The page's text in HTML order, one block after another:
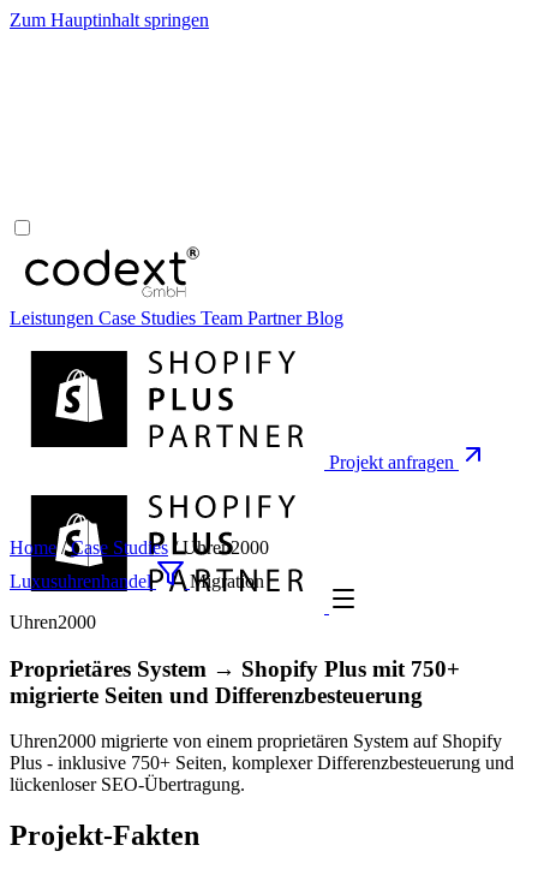
Zum Hauptinhalt springen
Leistungen Case Studies Team PartnerBlog
Projekt anfragen
Home / Case Studies / Uhren2000
Luxusuhrenhandel
Migration
Uhren2000
Proprietäres System → Shopify Plus mit 750+
migrierte Seiten und Differenzbesteuerung
Uhren2000 migrierte von einem proprietären System auf Shopify
Plus - inklusive 750+ Seiten, komplexer Differenzbesteuerung und
lückenloser SEO-Übertragung.
Projekt-Fakten